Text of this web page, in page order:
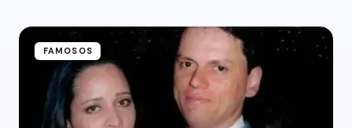
FAMOSOS